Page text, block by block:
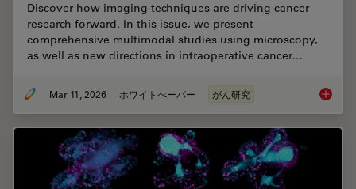
Discover how imaging techniques are driving cancer
research forward. In this issue, we present
comprehensive multimodal studies using microscopy,
as well as new directions in intraoperative cancer…
Mar 11, 2026 ホワイトぺーパー がん研究